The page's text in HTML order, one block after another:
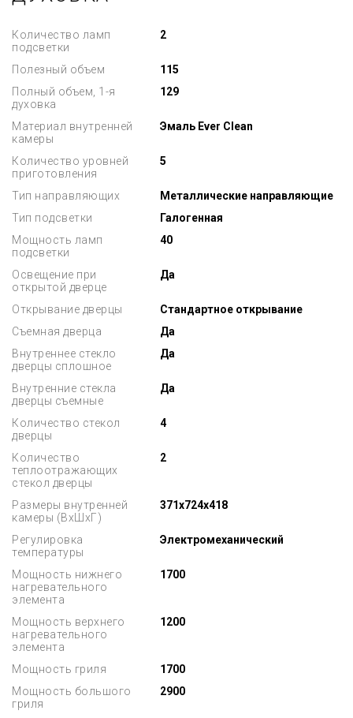
Количество ламп
подсветки
2
Полезный объем
115
Полный объем, 1-я
духовка
129
Материал внутренней
камеры
Эмаль Ever Clean
Количество уровней
приготовления
5
Тип направляющих
Металлические направляющие
Тип подсветки
Галогенная
Мощность ламп
подсветки
40
Освещение при
открытой дверце
Да
Открывание дверцы
Стандартное открывание
Съемная дверца
Да
Внутреннее стекло
дверцы сплошное
Да
Внутренние стекла
дверцы съемные
Да
Количество стекол
дверцы
4
Количество
теплоотражающих
стекол дверцы
2
Размеры внутренней
камеры (ВхШхГ)
371x724x418
Регулировка
температуры
Электромеханический
Мощность нижнего
нагревательного
элемента
1700
Мощность верхнего
нагревательного
элемента
1200
Мощность гриля
1700
Мощность большого
гриля
2900